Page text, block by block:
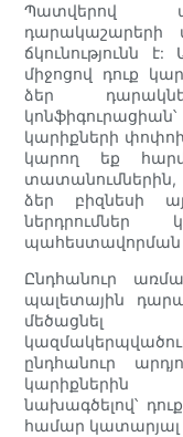
Պատվերով
դարակաշարերի
ճկունությունն
միջոցով դուք
ձեր
կարիքների
կարող եք
ձեր բիզնեսի
ներդրումներ
պահեստավորման
Ընդհանուր
պալետային
մեծացնել
ընդհանուր
կարիքներին
նախագծելով՝
համար կատարյալ